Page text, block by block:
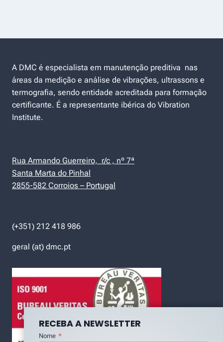
A DMC é especialista em manutenção preditiva nas
áreas da medição e análise de vibrações, ultrassons e
termografia, sendo entidade acreditada para formação
certificante. É a representante ibérica do Vibration
Institute.
Rua Armando Guerreiro, r/c , nº 7ª
Santa Marta do Pinhal
2855-582 Corroios – Portugal
(+351) 212 418 986
geral (at) dmc.pt
RECEBA A NEWSLETTER
Nome *